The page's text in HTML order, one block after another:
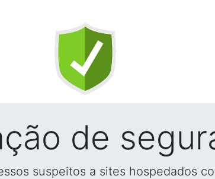
de
suspeitos a sites hospedados